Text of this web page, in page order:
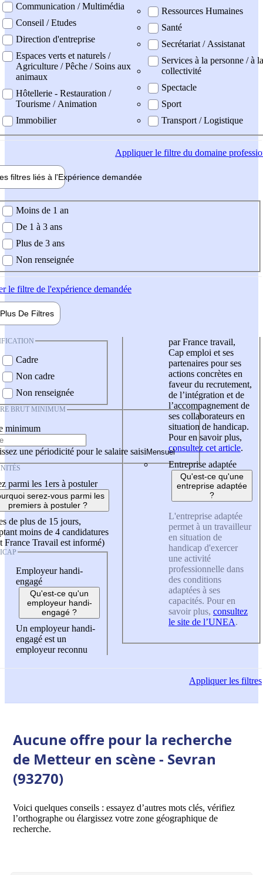
Communication / Multimédia
Conseil / Etudes
Direction d'entreprise
Espaces verts et naturels /
Agriculture / Pêche / Soins aux
animaux
Hôtellerie - Restauration /
Tourisme / Animation
Immobilier
Ressources Humaines
Santé
Secrétariat / Assistanat
Services à la personne / à la
collectivité
Spectacle
Sport
Transport / Logistique
Appliquerle filtre du domaine
filtres liés à l'Expérience demandée
demandée
Moins de 1 an
De 1 à 3 ans
Plus de 3 ans
Non renseignée
le filtre de l'expérience demandée
Plus De Filtres
Cadre
Non cadre
Non renseignée
BRUT MINIMUM
minimum
une périodicité pour le salaire saisi
parmi les 1ers à postuler
serez-vous parmi les
premiers à postuler ?
de plus de 15 jours,
moins de 4 candidatures
France Travail est informé)
Employeur handi-
engagé
Qu'est-ce qu'un
employeur handi-
engagé ?
Un employeur handi-
engagé est un
employeur reconnu
par France travail,
Cap emploi et ses
partenaires pour ses
actions concrètes en
faveur du recrutement,
de l’intégration et de
l’accompagnement de
ses collaborateurs en
situation de handicap.
Pour en savoir plus,
consultez cet article.
Entreprise adaptée
Qu'est-ce qu'une
entreprise adaptée
?
L'entreprise adaptée
permet à un travailleur
en situation de
handicap d'exercer
une activité
professionnelle dans
des conditions
adaptées à ses
capacités. Pour en
savoir plus, consultez
le site de l’UNEA.
Appliquerles filtres
Aucune offre pour la recherche
de Metteur en scène - Sevran
(93270)
Voici quelques conseils : essayez d’autres mots clés, vérifiez
l’orthographe ou élargissez votre zone géographique de
recherche.